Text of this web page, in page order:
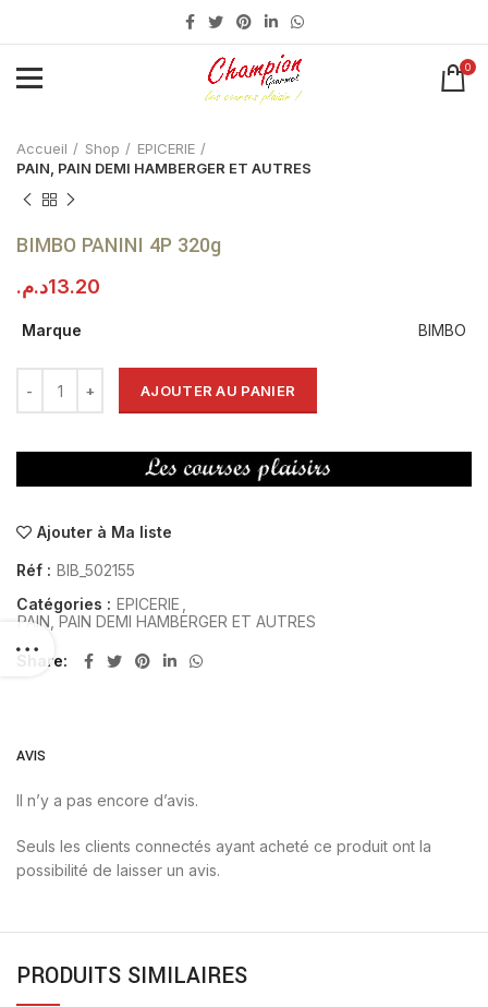
0
Accueil Shop
EPICERIE
PAIN, PAIN DEMI HAMBERGER ET AUTRES
BIMBO PANINI 4P 320g
13.20د.م.
Marque BIMBO
AJOUTER AU PANIER
Ajouter à Ma liste
Réf : BIB_502155
Catégories : EPICERIE
PAIN, PAIN DEMI HAMBERGER ET AUTRES
Share
AVIS
Il n’y a pas encore d’avis.
Seuls les clients connectés ayant acheté ce produit ont la
possibilité de laisser un avis.
PRODUITS SIMILAIRES